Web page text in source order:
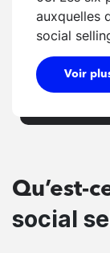
auxquelles
social
Voir
Qu’est-
social